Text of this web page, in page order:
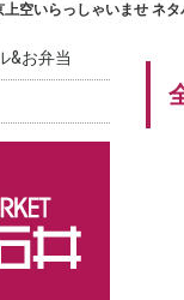
上空いらっしゃいませ ネ
&お弁当